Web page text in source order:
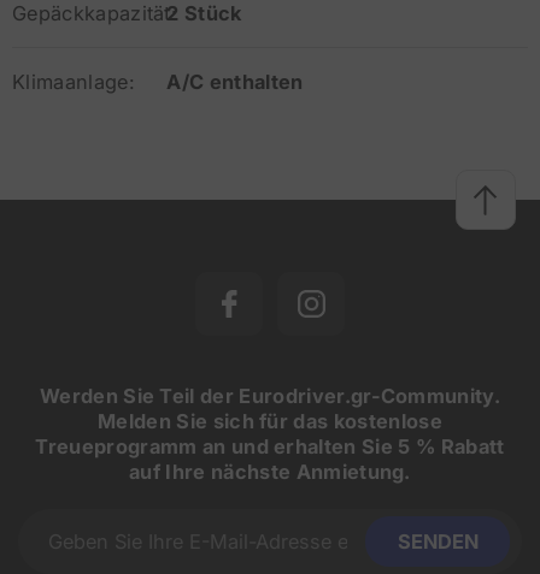
Gepäckkapazität:2 Stück
Klimaanlage: A/C enthalten
Werden Sie Teil der Eurodriver.gr-Community.
Melden Sie sich für das kostenlose
Treueprogramm an und erhalten Sie 5 % Rabatt
auf Ihre nächste Anmietung.